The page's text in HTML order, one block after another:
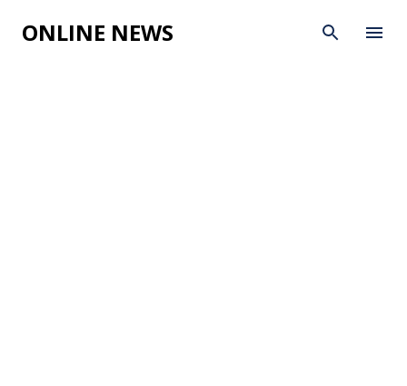
Skip to main content
ONLINE NEWS